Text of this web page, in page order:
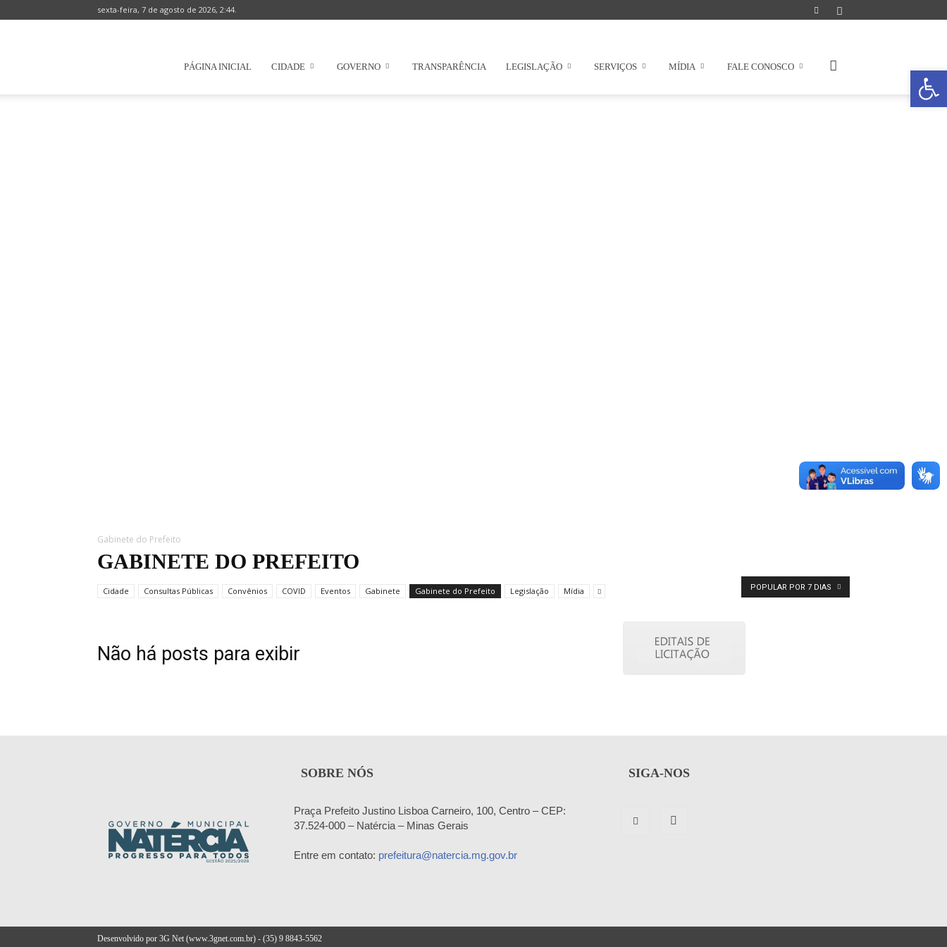
Abrir a
sexta-feira, 7 de agosto de 2026, 2:44.
PÁGINA INICIAL CIDADE GOVERNO TRANSPARÊNCIA LEGISLAÇÃO SERVIÇOS MÍDIA FALE CONOSCO
Gabinete do Prefeito
GABINETE DO PREFEITO
Cidade Consultas Públicas Convênios COVID Eventos Gabinete Gabinete do Prefeito Legislação Mídia POPULAR POR 7 DIAS
Não há posts para exibir
SOBRE NÓS
Praça Prefeito Justino Lisboa Carneiro, 100, Centro – CEP:
37.524-000 – Natércia – Minas Gerais
Entre em contato: prefeitura@natercia.mg.gov.br
SIGA-NOS
Desenvolvido por 3G Net (www.3gnet.com.br) - (35) 9 8843-5562